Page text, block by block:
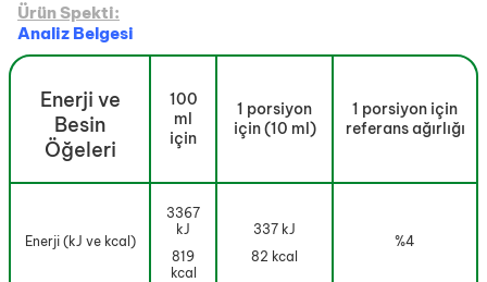
Ürün Spekti:
Analiz Belgesi
Enerji ve
Besin
Öğeleri
100
ml
için
1 porsiyon
için (10 ml)
1 porsiyon için
referans ağırlığı
Enerji (kJ ve kcal)
3367
kJ
819
kcal
337 kJ
82 kcal
%4